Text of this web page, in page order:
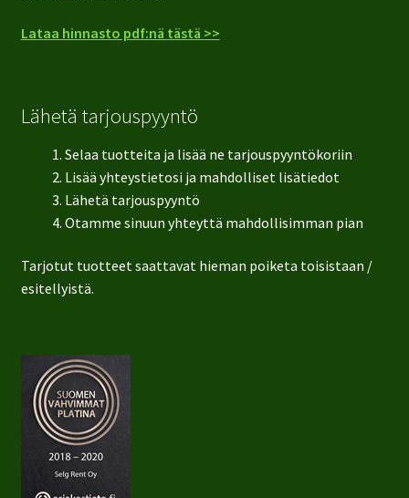
Lataa hinnasto pdf:nä tästä >>
Lähetä tarjouspyyntö
Selaa tuotteita ja lisää ne tarjouspyyntökoriin
Lisää yhteystietosi ja mahdolliset lisätiedot
Lähetä tarjouspyyntö
Otamme sinuun yhteyttä mahdollisimman pian
Tarjotut tuotteet saattavat hieman poiketa toisistaan /
esitellyistä.